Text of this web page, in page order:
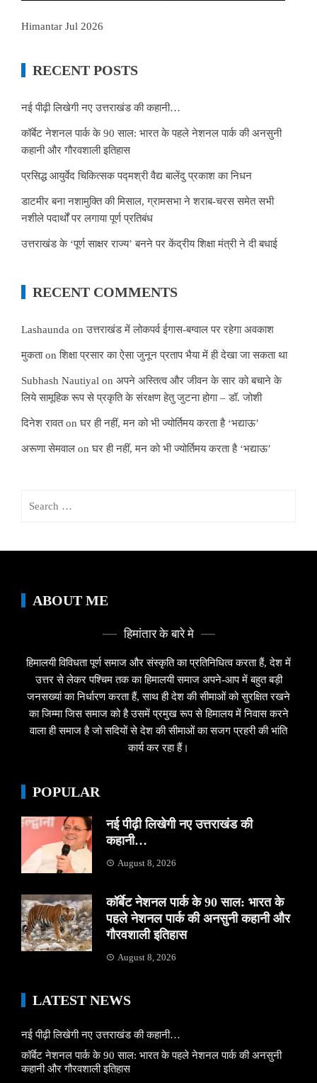
Himantar Jul 2026
RECENT POSTS
नई पीढ़ी लिखेगी नए उत्तराखंड की कहानी…
कॉर्बेट नेशनल पार्क के 90 साल: भारत के पहले नेशनल पार्क की अनसुनी
कहानी और गौरवशाली इतिहास
प्रसिद्ध आयुर्वेद चिकित्सक पद्मश्री वैद्य बालेंदु प्रकाश का निधन
डाटमीर बना नशामुक्ति की मिसाल, ग्रामसभा ने शराब-चरस समेत सभी
नशीले पदार्थों पर लगाया पूर्ण प्रतिबंध
उत्तराखंड के ‘पूर्ण साक्षर राज्य’ बनने पर केंद्रीय शिक्षा मंत्री ने दी बधाई
RECENT COMMENTS
Lashaunda onउत्तराखंड में लोकपर्व ईगास-बग्वाल पर रहेगा अवकाश
मुकताonशिक्षा प्रसार का ऐसा जुनून प्रताप भैया में ही देखा जा सकता था
Subhash Nautiyal on अपने अस्तित्व और जीवन के सार को बचाने के
लिये सामूहिक रूप से प्रकृति के संरक्षण हेतु जुटना होगा – डॉ. जोशी
दिनेश रावतonघर ही नहीं, मन को भी ज्योर्तिमय करता है ‘भद्याऊ’
अरूणा सेमवाल onघर ही नहीं, मन को भी ज्योर्तिमय करता है ‘भद्याऊ’
ABOUT ME
हिमांतार के बारे मे
हिमालयी विविधता पूर्ण समाज और संस्कृति का प्रतिनिधित्व करता हैं, देश में
उत्तर से लेकर पश्चिम तक का हिमालयी समाज अपने-आप में बहुत बड़ी
जनसख्यां का निर्धारण करता हैं, साथ ही देश की सीमाओं को सुरक्षित रखने
का जिम्मा जिस समाज को है उसमें प्रमुख रूप से हिमालय में निवास करने
वाला ही समाज है जो सदियों से देश की सीमाओं का सजग प्रहरी की भांति
कार्य कर रहा हैं।
POPULAR
नई पीढ़ी लिखेगी नए उत्तराखंड की
कहानी…
August 8, 2026
कॉर्बेट नेशनल पार्क के 90 साल: भारत के
पहले नेशनल पार्क की अनसुनी कहानी और
गौरवशाली इतिहास
August 8, 2026
LATEST NEWS
नई पीढ़ी लिखेगी नए उत्तराखंड की कहानी…
कॉर्बेट नेशनल पार्क के 90 साल: भारत के पहले नेशनल पार्क की अनसुनी
कहानी और गौरवशाली इतिहास